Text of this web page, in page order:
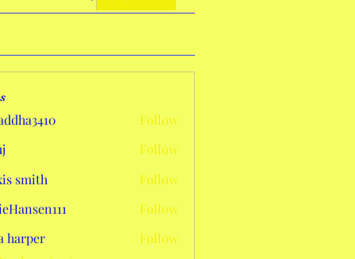
Follow
Follow
smith
Follow
Follow
harper
Follow